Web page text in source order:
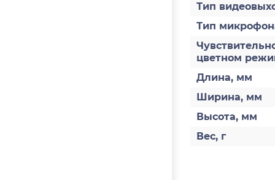
Тип
Тип
цветном
Длина, мм
Ширина, мм
Высота, мм
Вес, г